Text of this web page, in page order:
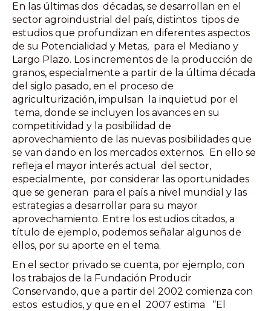
En las últimas dos décadas, se desarrollan en el
sector agroindustrial del país, distintos tipos de
estudios que profundizan en diferentes aspectos
de su Potencialidad y Metas, para el Mediano y
Largo Plazo. Los incrementos de la producción de
granos, especialmente a partir de la última década
del siglo pasado, en el proceso de
agriculturización, impulsan la inquietud por el
tema, donde se incluyen los avances en su
competitividad y la posibilidad de
aprovechamiento de las nuevas posibilidades que
se van dando en los mercados externos. En ello se
refleja el mayor interés actual del sector,
especialmente, por considerar las oportunidades
que se generan para el país a nivel mundial y las
estrategias a desarrollar para su mayor
aprovechamiento. Entre los estudios citados, a
título de ejemplo, podemos señalar algunos de
ellos, por su aporte en el tema.
En el sector privado se cuenta, por ejemplo, con
los trabajos de la Fundación Producir
Conservando, que a partir del 2002 comienza con
estos estudios, y que en el 2007 estima “El